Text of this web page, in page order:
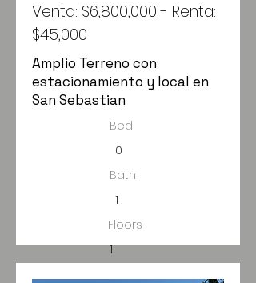
Venta: $6,800,000 - Renta:
$45,000
Amplio Terreno con
estacionamiento y local en
San Sebastian
Bed
0
Bath
1
Floors
1